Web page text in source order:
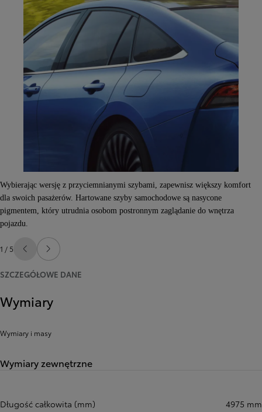
Wybierając wersję z przyciemnianymi szybami, zapewnisz większy komfort
dla swoich pasażerów. Hartowane szyby samochodowe są nasycone
pigmentem, który utrudnia osobom postronnym zaglądanie do wnętrza
pojazdu.
1 / 5 PoprzedniNastępny
SZCZEGÓŁOWE DANE
Wymiary
Wymiary i masy
Wymiary zewnętrzne
Długość całkowita (mm) 4975 mm